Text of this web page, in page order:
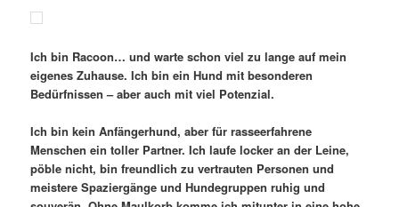
Ich bin Racoon… und warte schon viel zu lange auf mein
eigenes Zuhause. Ich bin ein Hund mit besonderen
Bedürfnissen – aber auch mit viel Potenzial.
Ich bin kein Anfängerhund, aber für rasseerfahrene
Menschen ein toller Partner. Ich laufe locker an der Leine,
pöble nicht, bin freundlich zu vertrauten Personen und
meistere Spaziergänge und Hundegruppen ruhig und